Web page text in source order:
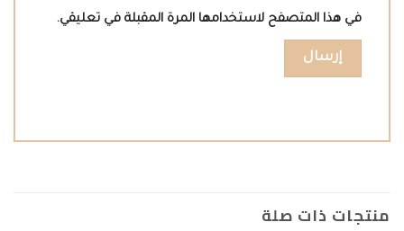
في هذا المتصفح لاستخدامها المرة المقبلة في تعليقي.
منتجات ذات صلة